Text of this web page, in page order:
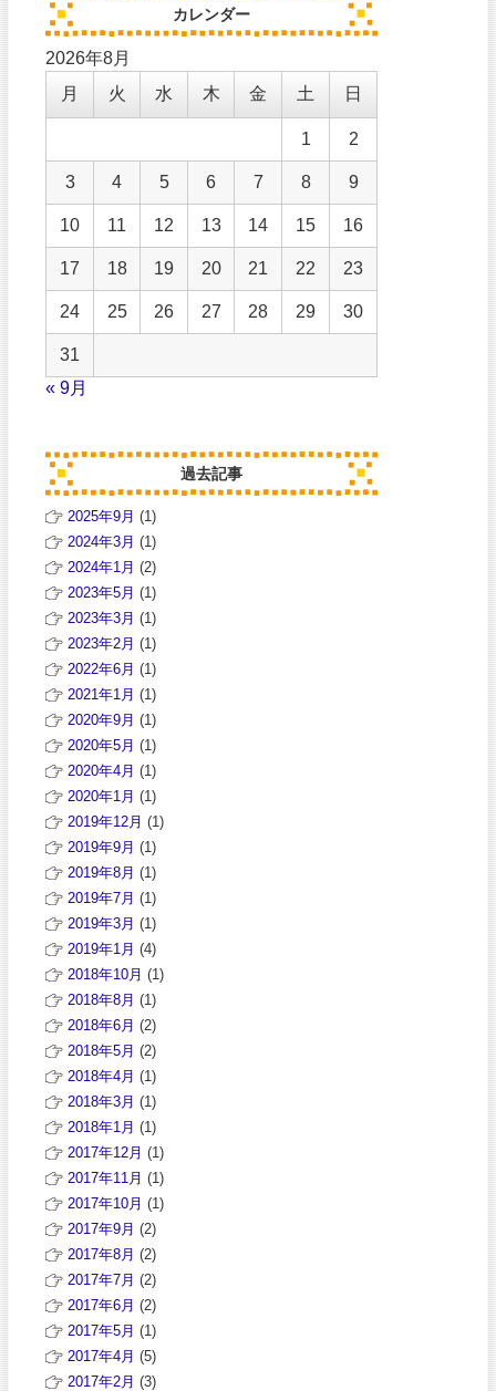
カレンダー
2026年8月
月
火 水 木 金 土 日
1 2
3 4 5 6 7 8 9
10 11 12 13 14 15 16
17 18 19 20 21 22 23
24 25 26 27 28 29 30
31
« 9月
過去記事
2025年9月 (1)
2024年3月 (1)
2024年1月 (2)
2023年5月 (1)
2023年3月 (1)
2023年2月 (1)
2022年6月 (1)
2021年1月 (1)
2020年9月 (1)
2020年5月 (1)
2020年4月 (1)
2020年1月 (1)
2019年12月 (1)
2019年9月 (1)
2019年8月 (1)
2019年7月 (1)
2019年3月 (1)
2019年1月 (4)
2018年10月 (1)
2018年8月 (1)
2018年6月 (2)
2018年5月 (2)
2018年4月 (1)
2018年3月 (1)
2018年1月 (1)
2017年12月 (1)
2017年11月 (1)
2017年10月 (1)
2017年9月 (2)
2017年8月 (2)
2017年7月 (2)
2017年6月 (2)
2017年5月 (1)
2017年4月 (5)
2017年2月 (3)